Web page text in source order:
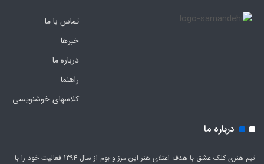
تماس با ما
خبرها
درباره ما
راهنما
کلاسهای خوشنویسی
درباره ما
تیم هنری کلک عشق با هدف اعتلای هنر این مرز و بوم از سال 1394 فعالیت خود را با